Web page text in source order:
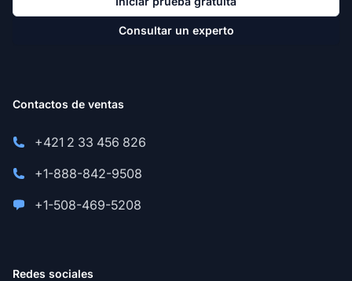
Consultar un experto
Contactos de ventas
+421 2 33 456 826
+1-888-842-9508
+1-508-469-5208
Redes sociales